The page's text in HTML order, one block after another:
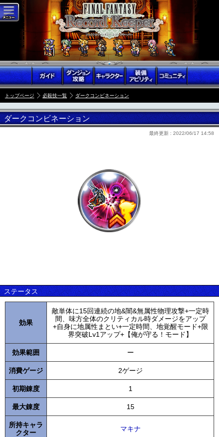
トップページ 必殺技一覧 ダークコンビネーション
ダークコンビネーション
最終更新 : 2022/06/17 14:58
ステータス
効果
敵単体に15回連続の地&闇&無属性物理攻撃+一定時
間、味方全体のクリティカル時ダメージをアップ
+自身に地属性まとい+一定時間、地覚醒モード+限
界突破Lv1アップ+【俺が守る！モード】
効果範囲 ー
消費ゲージ 2ゲージ
初期錬度 1
最大錬度 15
所持キャラ
クター
マキナ